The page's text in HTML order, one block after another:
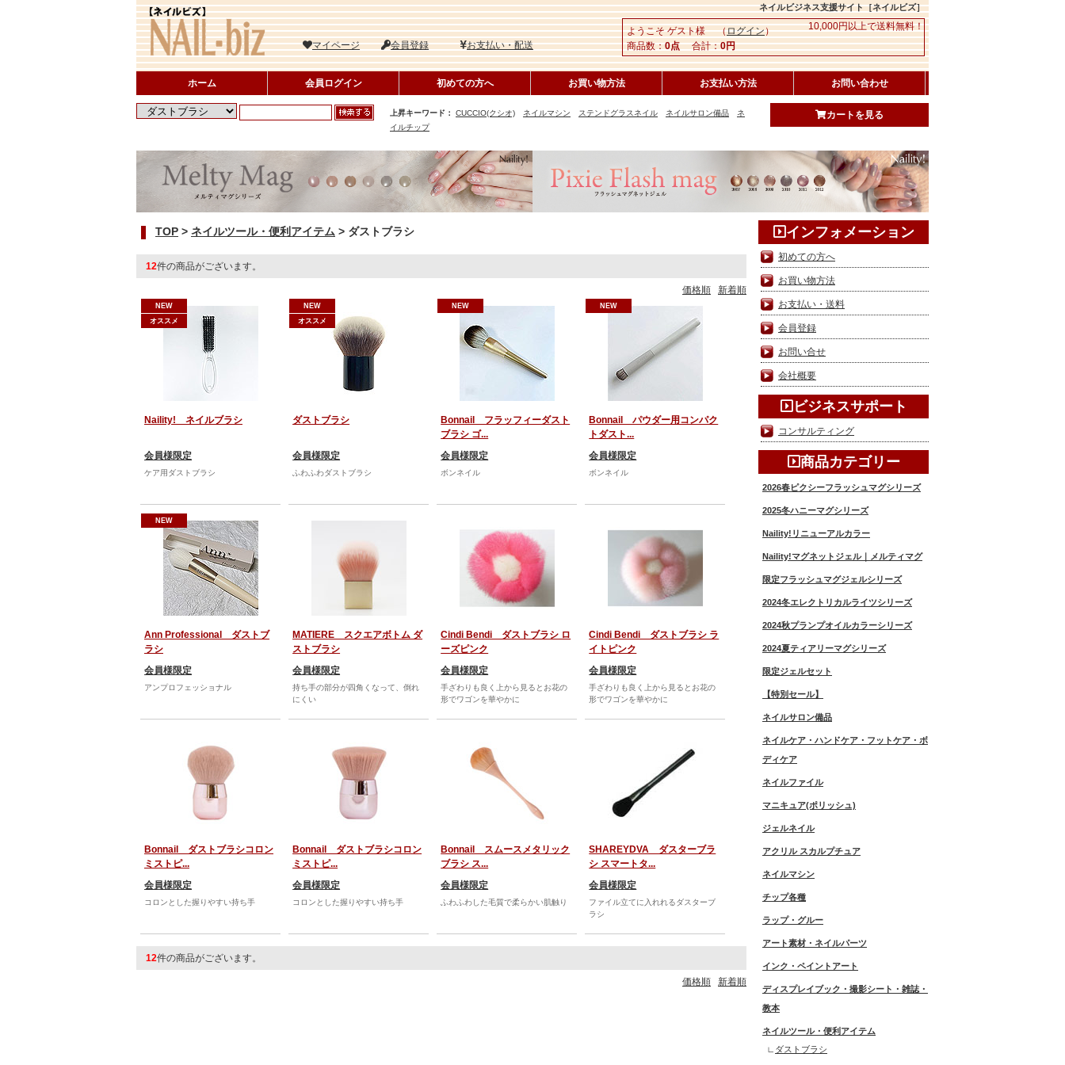
ネイルビジネス支援サイト［ネイルビズ］
マイページ 会員登録 お支払い・配送
ようこそ ゲスト様 （ログイン）
商品数：0点合計：0円
10,000円以上で送料無料！
ホーム 会員ログイン 初めての方へ お買い物方法 お支払い方法 お問い合わせ
上昇キーワード： CUCCIO(クシオ) ネイルマシン ステンドグラスネイル ネイルサロン備品
ネ
イルチップ
カートを見る
TOP > ネイルツール・便利アイテム > ダストブラシ
12件の商品がございます。
価格順 新着順
Naility! ネイルブラシ
会員様限定
NEW
オススメ
ケア用ダストブラシ
ダストブラシ
会員様限定
NEW
オススメ
ふわふわダストブラシ
Bonnail フラッフィーダスト
ブラシ ゴ...
会員様限定
NEW
ボンネイル
Bonnail パウダー用コンパク
トダスト...
会員様限定
NEW
ボンネイル
Ann Professional ダストブ
ラシ
会員様限定
NEW
アンプロフェッショナル
MATIERE スクエアボトム ダ
ストブラシ
会員様限定
持ち手の部分が四角くなって、倒れ
にくい
Cindi Bendi ダストブラシ ロ
ーズピンク
会員様限定
手ざわりも良く上から見るとお花の
形でワゴンを華やかに
Cindi Bendi ダストブラシ ラ
イトピンク
会員様限定
手ざわりも良く上から見るとお花の
形でワゴンを華やかに
Bonnail ダストブラシコロン
ミストピ...
会員様限定
コロンとした握りやすい持ち手
Bonnail ダストブラシコロン
ミストピ...
会員様限定
コロンとした握りやすい持ち手
Bonnail スムースメタリック
ブラシ ス...
会員様限定
ふわふわした毛質で柔らかい肌触り
SHAREYDVA ダスターブラ
シ スマートタ...
会員様限定
ファイル立てに入れれるダスターブ
ラシ
12件の商品がございます。
価格順 新着順
インフォメーション
初めての方へ
お買い物方法
お支払い・送料
会員登録
お問い合せ
会社概要
ビジネスサポート
コンサルティング
商品カテゴリー
2026春ピクシーフラッシュマグシリーズ
2025冬ハニーマグシリーズ
Naility!リニューアルカラー
Naility!マグネットジェル｜メルティマグ
限定フラッシュマグジェルシリーズ
2024冬エレクトリカルライツシリーズ
2024秋プランプオイルカラーシリーズ
2024夏ティアリーマグシリーズ
限定ジェルセット
【特別セール】
ネイルサロン備品
ネイルケア・ハンドケア・フットケア・ボ
ディケア
ネイルファイル
マニキュア(ポリッシュ)
ジェルネイル
アクリル スカルプチュア
ネイルマシン
チップ各種
ラップ・グルー
アート素材・ネイルパーツ
インク・ペイントアート
ディスプレイブック・撮影シート・雑誌・
教本
ネイルツール・便利アイテム
ダストブラシ